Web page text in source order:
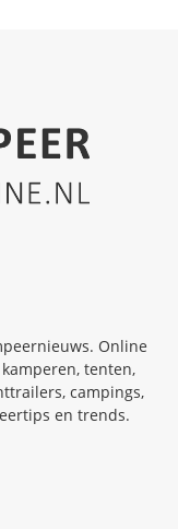
Online
tenten,
campings,
en trends.